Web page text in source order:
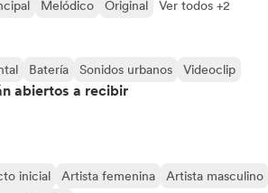
Melódico Original Ver todos +2
Batería Sonidos urbanos Videoclip
abiertos a recibir
inicial Artista femenina
Artista masculino